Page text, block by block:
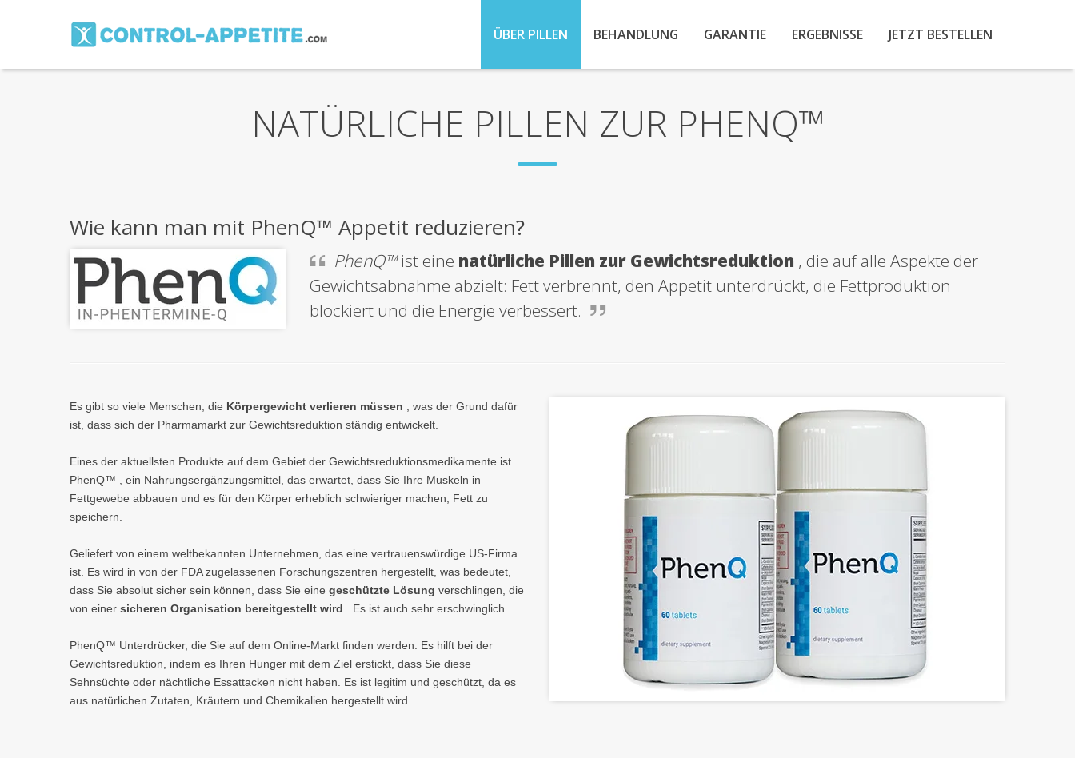
ÜBER PILLEN BEHANDLUNG GARANTIE ERGEBNISSE JETZT BESTELLEN
NATÜRLICHE PILLEN ZUR PHENQ™
Wie kann man mit PhenQ™ Appetit reduzieren?
PhenQ™ist eine natürliche Pillen zur Gewichtsreduktion , die auf alle Aspekte der
Gewichtsabnahme abzielt: Fett verbrennt, den Appetit unterdrückt, die Fettproduktion
blockiert und die Energie verbessert.
Es gibt so viele Menschen, die Körpergewicht verlieren müssen , was der Grund dafür
ist, dass sich der Pharmamarkt zur Gewichtsreduktion ständig entwickelt.
Eines der aktuellsten Produkte auf dem Gebiet der Gewichtsreduktionsmedikamente ist
PhenQ™ , ein Nahrungsergänzungsmittel, das erwartet, dass Sie Ihre Muskeln in
Fettgewebe abbauen und es für den Körper erheblich schwieriger machen, Fett zu
speichern.
Geliefert von einem weltbekannten Unternehmen, das eine vertrauenswürdige US-Firma
ist. Es wird in von der FDA zugelassenen Forschungszentren hergestellt, was bedeutet,
dass Sie absolut sicher sein können, dass Sie eine geschützte Lösung verschlingen, die
von einer sicheren Organisation bereitgestellt wird . Es ist auch sehr erschwinglich.
PhenQ™ Unterdrücker, die Sie auf dem Online-Markt finden werden. Es hilft bei der
Gewichtsreduktion, indem es Ihren Hunger mit dem Ziel erstickt, dass Sie diese
Sehnsüchte oder nächtliche Essattacken nicht haben. Es ist legitim und geschützt, da es
aus natürlichen Zutaten, Kräutern und Chemikalien hergestellt wird.